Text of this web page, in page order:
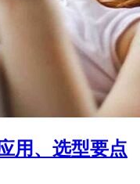
用、选型要点